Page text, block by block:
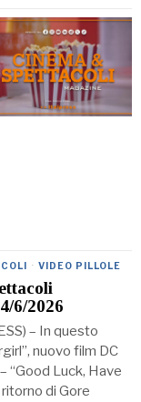
· VIDEO PILLOLE
6/2026
– In questo
nuovo film DC
“Good Luck, Have
ritorno di Gore